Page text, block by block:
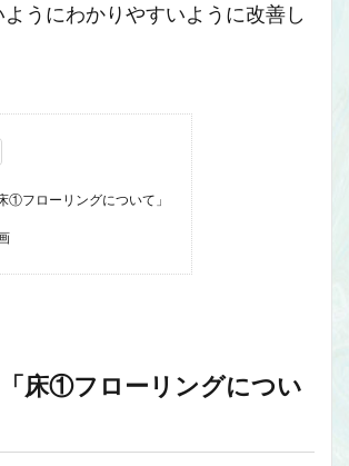
ようにわかりやすいように改善し
①フローリングについて」
床①フローリングについ